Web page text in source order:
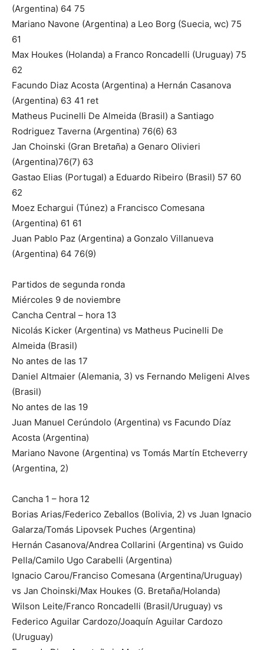
(Argentina) 64 75
Mariano Navone (Argentina) a Leo Borg (Suecia, wc) 75
61
Max Houkes (Holanda) a Franco Roncadelli (Uruguay) 75
62
Facundo Diaz Acosta (Argentina) a Hernán Casanova
(Argentina) 63 41 ret
Matheus Pucinelli De Almeida (Brasil) a Santiago
Rodriguez Taverna (Argentina) 76(6) 63
Jan Choinski (Gran Bretaña) a Genaro Olivieri
(Argentina)76(7) 63
Gastao Elias (Portugal) a Eduardo Ribeiro (Brasil) 57 60
62
Moez Echargui (Túnez) a Francisco Comesana
(Argentina) 61 61
Juan Pablo Paz (Argentina) a Gonzalo Villanueva
(Argentina) 64 76(9)
Partidos de segunda ronda
Miércoles 9 de noviembre
Cancha Central – hora 13
Nicolás Kicker (Argentina) vs Matheus Pucinelli De
Almeida (Brasil)
No antes de las 17
Daniel Altmaier (Alemania, 3) vs Fernando Meligeni Alves
(Brasil)
No antes de las 19
Juan Manuel Cerúndolo (Argentina) vs Facundo Díaz
Acosta (Argentina)
Mariano Navone (Argentina) vs Tomás Martín Etcheverry
(Argentina, 2)
Cancha 1 – hora 12
Borias Arias/Federico Zeballos (Bolivia, 2) vs Juan Ignacio
Galarza/Tomás Lipovsek Puches (Argentina)
Hernán Casanova/Andrea Collarini (Argentina) vs Guido
Pella/Camilo Ugo Carabelli (Argentina)
Ignacio Carou/Franciso Comesana (Argentina/Uruguay)
vs Jan Choinski/Max Houkes (G. Bretaña/Holanda)
Wilson Leite/Franco Roncadelli (Brasil/Uruguay) vs
Federico Aguilar Cardozo/Joaquín Aguilar Cardozo
(Uruguay)